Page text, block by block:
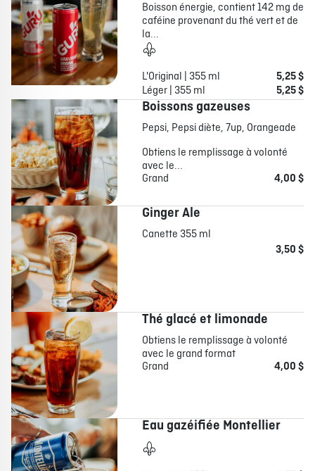
Boisson énergie, contient 142 mg de
caféine provenant du thé vert et de
la...
L'Original | 355 ml
5,25 $
Léger | 355 ml
5,25 $
Boissons gazeuses
Pepsi, Pepsi diète, 7up, Orangeade
Obtiens le remplissage à volonté
avec le...
Grand
4,00 $
Ginger Ale
Canette 355 ml
3,50 $
Thé glacé et limonade
Obtiens le remplissage à volonté
avec le grand format
Grand
4,00 $
Eau gazéifiée Montellier